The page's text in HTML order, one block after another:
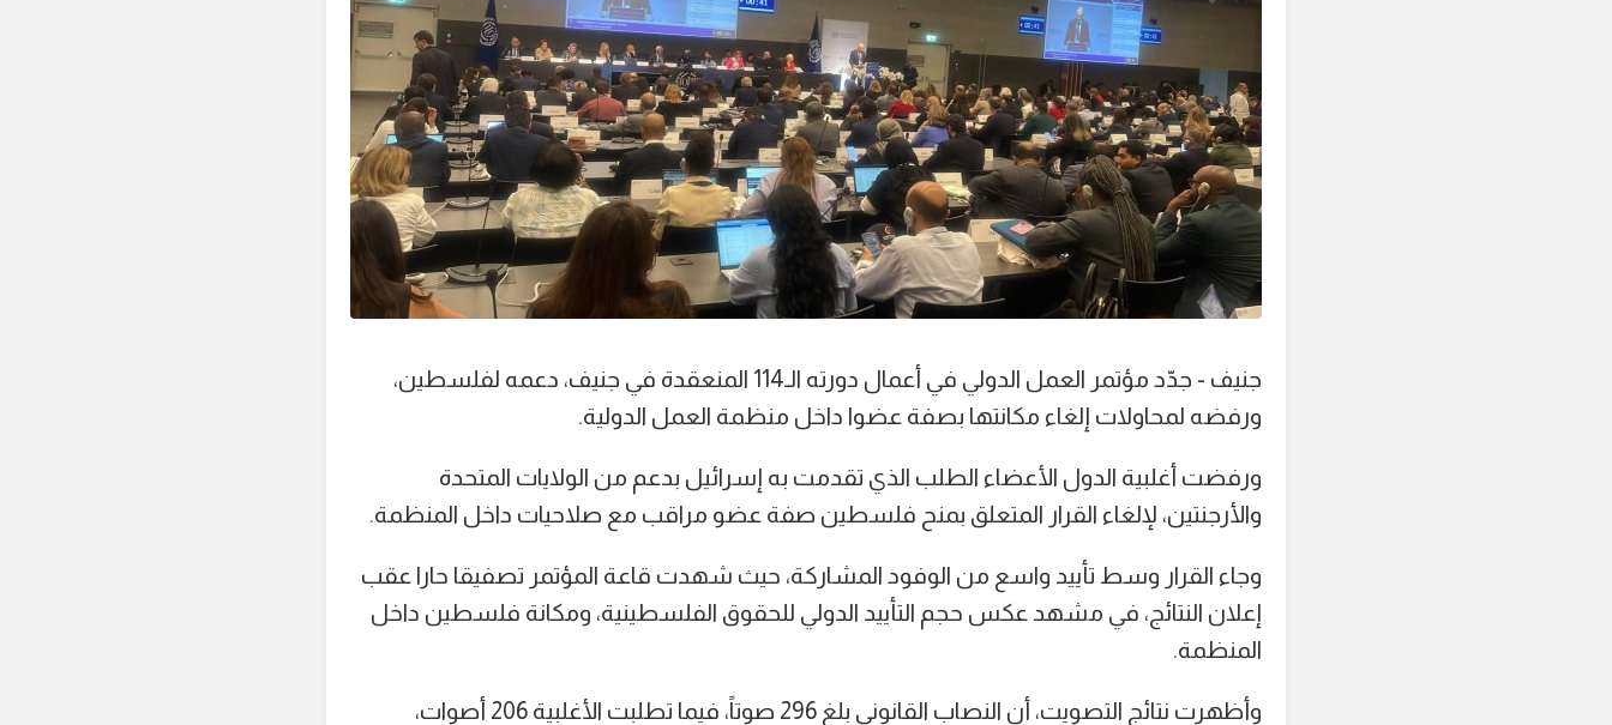
جنيف - جدّد مؤتمر العمل الدولي في أعمال دورته الـ114 المنعقدة في جنيف، دعمه لفلسطين،
ورفضه لمحاولات إلغاء مكانتها بصفة عضوا داخل منظمة العمل الدولية.
ورفضت أغلبية الدول الأعضاء الطلب الذي تقدمت به إسرائيل بدعم من الولايات المتحدة
والأرجنتين، لإلغاء القرار المتعلق بمنح فلسطين صفة عضو مراقب مع صلاحيات داخل المنظمة.
وجاء القرار وسط تأييد واسع من الوفود المشاركة، حيث شهدت قاعة المؤتمر تصفيقا حارا عقب
إعلان النتائج، في مشهد عكس حجم التأييد الدولي للحقوق الفلسطينية، ومكانة فلسطين داخل
المنظمة.
وأظهرت نتائج التصويت، أن النصاب القانوني بلغ 296 صوتاً، فيما تطلبت الأغلبية 206 أصوات،